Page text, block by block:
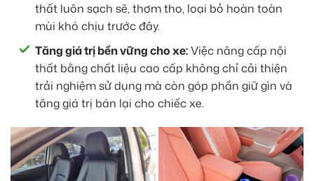
thất luôn sạch sẽ, thơm tho, loại bỏ hoàn toàn
mùi khó chịu trước đây.
Tăng giá trị bền vững cho xe:Việc nâng cấp nội
thất bằng chất liệu cao cấp không chỉ cải thiện
trải nghiệm sử dụng mà còn góp phần giữ gìn và
tăng giá trị bán lại cho chiếc xe.